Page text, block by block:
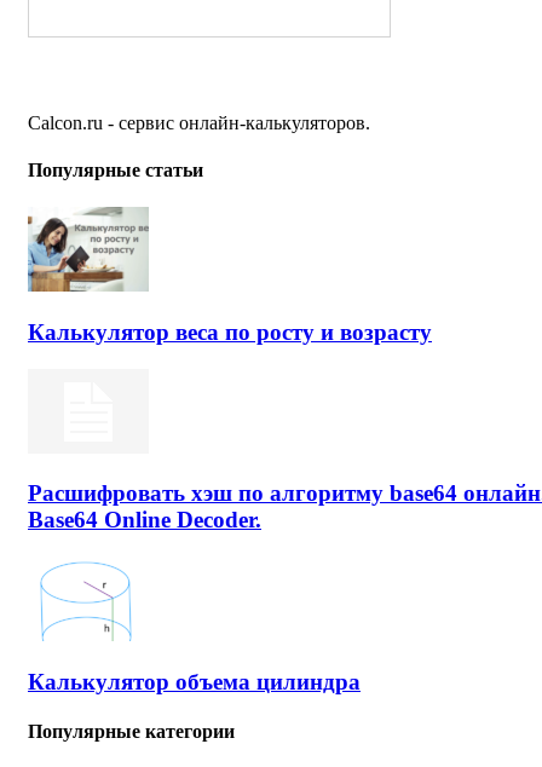
Calcon.ru - сервис онлайн-калькуляторов.
Популярные статьи
Калькулятор веса по росту и возрасту
Расшифровать хэш по алгоритму base64
Base64 Online Decoder.
Калькулятор объема цилиндра
Популярные категории